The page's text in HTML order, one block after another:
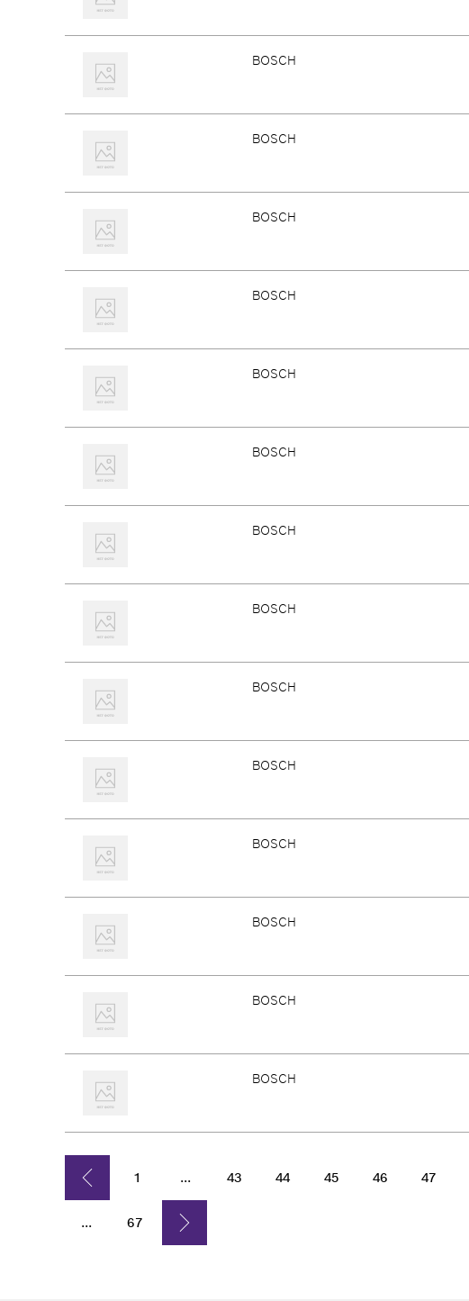
BOSCH
BOSCH
BOSCH
BOSCH
BOSCH
BOSCH
BOSCH
BOSCH
BOSCH
BOSCH
BOSCH
BOSCH
BOSCH
BOSCH
1 ... 43 44 45 46 47
... 67